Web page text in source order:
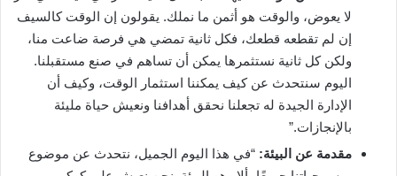
لا يعوض، والوقت هو أثمن ما نملك. يقولون إن الوقت كالسيف
إن لم تقطعه قطعك، فكل ثانية تمضي هي فرصة ضاعت منا،
ولكن كل ثانية نستثمرها يمكن أن تساهم في صنع مستقبلنا.
اليوم سنتحدث عن كيف يمكننا استثمار الوقت، وكيف أن
الإدارة الجيدة له تجعلنا نحقق أهدافنا ونعيش حياة مليئة
بالإنجازات.”
مقدمة عن البيئة: “في هذا اليوم الجميل، نتحدث عن موضوع